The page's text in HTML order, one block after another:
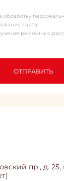
обработку
сайта
рекламных
ОТПРАВИТЬ
пр., д. 25,